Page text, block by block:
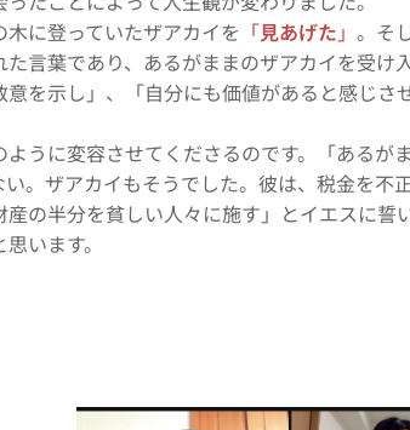
に登っていたザアカイを 「見あげた 」 。そ
た言葉であり、あるがままのザアカイを受
意を示し」、「自分にも価値があると感じさ
うに変容させてくださるのです。「ある
。ザアカイもそうでした。彼は、税金を
の半分を貧しい人々に施す」とイエスに誓
思います。